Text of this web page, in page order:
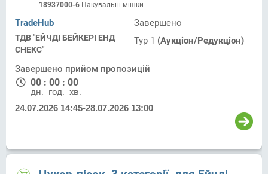
18937000-6 Пакувальні мішки
TradeHub
ТДВ "ЕЙЧДІ БЕЙКЕРІ ЕНД
СНЕКС"
Завершено
Тур 1 (Аукціон/Редукціон)
Завершено прийом пропозицій
00 : 00 : 00
дн. год. хв.
24.07.2026 14:45-28.07.2026 13:00